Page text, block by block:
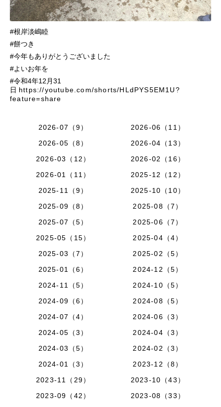
#根岸淡嶋睦
#餅つき
#今年もありがとうございました
#よいお年を
#令和4年12月31
日 https://youtube.com/shorts/HLdPYS5EM1U?
feature=share
2026-07（9）
2026-06（11）
2026-05（8）
2026-04（13）
2026-03（12）
2026-02（16）
2026-01（11）
2025-12（12）
2025-11（9）
2025-10（10）
2025-09（8）
2025-08（7）
2025-07（5）
2025-06（7）
2025-05（15）
2025-04（4）
2025-03（7）
2025-02（5）
2025-01（6）
2024-12（5）
2024-11（5）
2024-10（5）
2024-09（6）
2024-08（5）
2024-07（4）
2024-06（3）
2024-05（3）
2024-04（3）
2024-03（5）
2024-02（3）
2024-01（3）
2023-12（8）
2023-11（29）
2023-10（43）
2023-09（42）
2023-08（33）